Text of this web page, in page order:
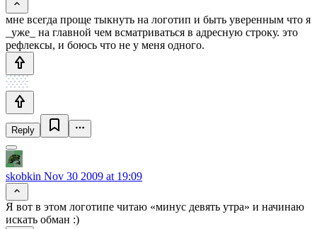
мне всегда проще тыкнуть на логотип и быть уверенным что я
_уже_ на главной чем всматриваться в адресную строку. это
рефлексы, и боюсь что не у меня одного.
Reply
skobkin Nov 30 2009 at 19:09
Я вот в этом логотипе читаю «минус девять утра» и начинаю
искать обман :)